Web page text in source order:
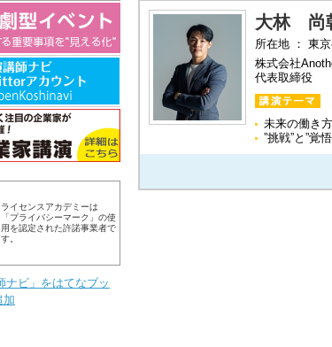
ライセンスアカデミーは
「プライバシーマーク」の使
用を認定された許諾事業者で
す。
大林 尚
所在地 ： 東
株式会社
代表取締役
未来の働き方
”挑戦”と”覚悟